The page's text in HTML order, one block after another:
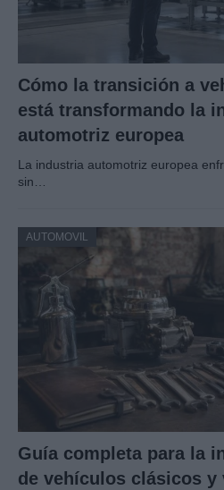
Cómo la transición a
está transformando la
automotriz europea
La industria automotriz europea
sin…
AUTOMOVIL
Guía completa para la
de vehículos clásicos y